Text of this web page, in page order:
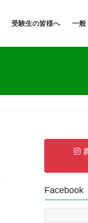
受験生の皆様へ 一般
Facebook